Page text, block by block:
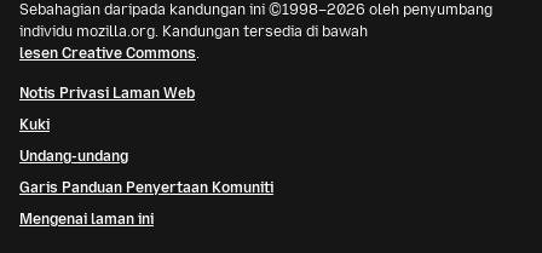
Sebahagian daripada kandungan ini ©1998–2026 oleh penyumbang
individu mozilla.org. Kandungan tersedia di bawah
lesen Creative Commons.
Notis Privasi Laman Web
Kuki
Undang-undang
Garis Panduan Penyertaan Komuniti
Mengenai laman ini